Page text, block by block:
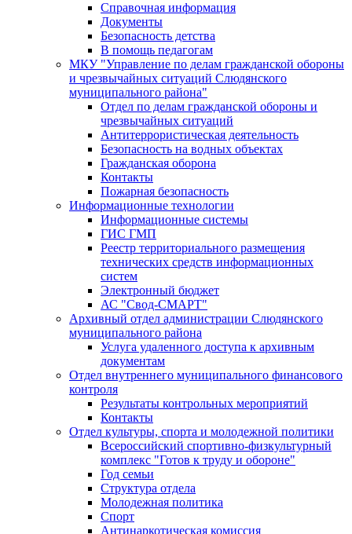
Справочная информация
Документы
Безопасность детства
В помощь педагогам
МКУ "Управление по делам гражданской обороны
и чрезвычайных ситуаций Слюдянского
муниципального района"
Отдел по делам гражданской обороны и
чрезвычайных ситуаций
Антитеррористическая деятельность
Безопасность на водных объектах
Гражданская оборона
Контакты
Пожарная безопасность
Информационные технологии
Информационные системы
ГИС ГМП
Реестр территориального размещения
технических средств информационных
систем
Электронный бюджет
АС "Свод-СМАРТ"
Архивный отдел администрации Слюдянского
муниципального района
Услуга удаленного доступа к архивным
документам
Отдел внутреннего муниципального финансового
контроля
Результаты контрольных мероприятий
Контакты
Отдел культуры, спорта и молодежной политики
Всероссийский спортивно-физкультурный
комплекс "Готов к труду и обороне"
Год семьи
Структура отдела
Молодежная политика
Спорт
Антинаркотическая комиссия